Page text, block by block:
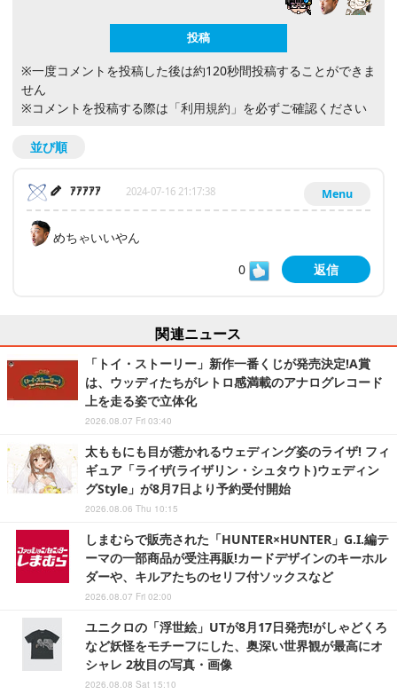
※一度コメントを投稿した後は約120秒間投稿することができま
せん
※コメントを投稿する際は 「利用規約」 を必ずご確認ください
並び順
Menu
ｱｱｱｱｱ 2024-07-16 21:17:38
めちゃいいやん
0
返信
関連ニュース
「トイ・ストーリー」新作一番くじが発売決定!A賞
は、ウッディたちがレトロ感満載のアナログレコード
上を走る姿で立体化
2026.08.07 Fri 03:40
太ももにも目が惹かれるウェディング姿のライザ! フィ
ギュア「ライザ(ライザリン・シュタウト)ウェディン
グStyle」が8月7日より予約受付開始
2026.08.06 Thu 10:15
しまむらで販売された「HUNTER×HUNTER」G.I.編テ
ーマの一部商品が受注再販!カードデザインのキーホル
ダーや、キルアたちのセリフ付ソックスなど
2026.08.07 Fri 02:00
ユニクロの「浮世絵」UTが8月17日発売!がしゃどくろ
など妖怪をモチーフにした、奥深い世界観が最高にオ
シャレ 2枚目の写真・画像
2026.08.08 Sat 15:10